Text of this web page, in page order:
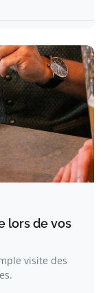
lors de vos
visite des